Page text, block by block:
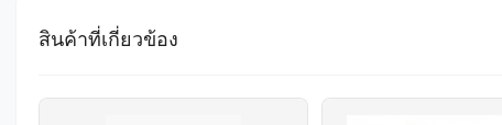
สินค้าที่เกี่ยวข้อง